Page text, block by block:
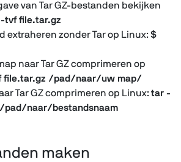
van Tar GZ-bestanden bekijken
tvf file.tar.gz
extraheren zonder Tar op Linux:$
naar Tar GZ comprimeren op
file.tar.gz /pad/naar/uw map/
Tar GZ comprimeren op Linux:tar -
pad/naar/bestandsnaam
maken